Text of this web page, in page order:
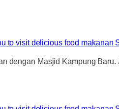
dengan Masjid Kampung